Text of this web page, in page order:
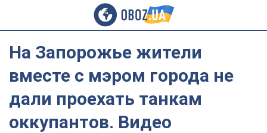
На Запорожье жители
вместе с мэром города не
дали проехать танкам
оккупантов. Видео